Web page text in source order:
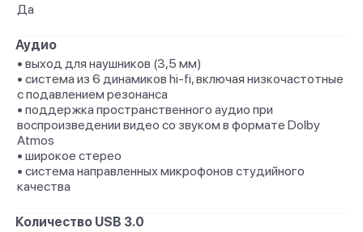
Да
Аудио
• выход для наушников (3,5 мм)
• система из 6 динамиков hi-fi, включая низкочастотные
с подавлением резонанса
• поддержка пространственного аудио при
воспроизведении видео со звуком в формате Dolby
Atmos
• широкое стерео
• система направленных микрофонов студийного
качества
Количество USB 3.0